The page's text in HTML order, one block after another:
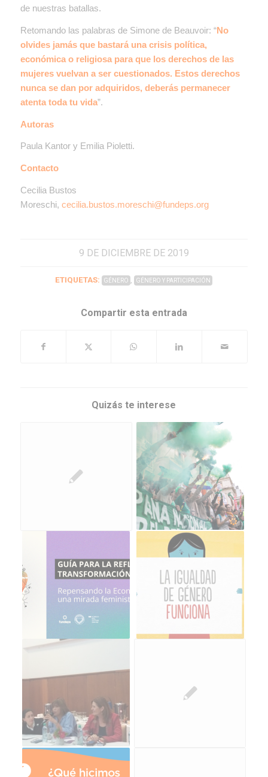
de nuestras batallas.
Retomando las palabras de Simone de Beauvoir: “No
olvides jamás que bastará una crisis política,
económica o religiosa para que los derechos de las
mujeres vuelvan a ser cuestionados. Estos derechos
nunca se dan por adquiridos, deberás permanecer
atenta toda tu vida”.
Autoras
Paula Kantor y Emilia Pioletti.
Contacto
Cecilia Bustos
Moreschi, cecilia.bustos.moreschi@fundeps.org
9 DE DICIEMBRE DE 2019
ETIQUETAS: GÉNERO , GÉNERO Y PARTICIPACIÓN
Compartir esta entrada
Quizás te interese